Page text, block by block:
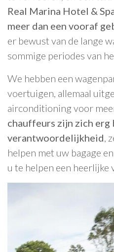
Real Marina Hotel &
meer dan een vooraf
er bewust van de lange
sommige periodes van
We hebben een
voertuigen, allemaal
airconditioning voor
chauffeurs zijn zich erg
verantwoordelijkheid,
helpen met uw bagage
u te helpen een heerlijke